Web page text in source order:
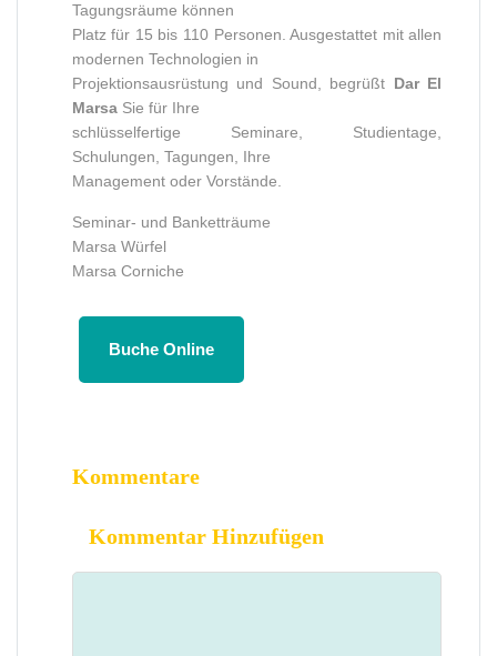
Tagungsräume können
Platz für 15 bis 110 Personen. Ausgestattet mit allen
modernen Technologien in
Projektionsausrüstung und Sound, begrüßt Dar El
MarsaSie für Ihre
schlüsselfertige Seminare, Studientage,
Schulungen, Tagungen, Ihre
Management oder Vorstände.
Seminar- und Banketträume
Marsa Würfel
Marsa Corniche
Buche Online
Kommentare
Kommentar Hinzufügen